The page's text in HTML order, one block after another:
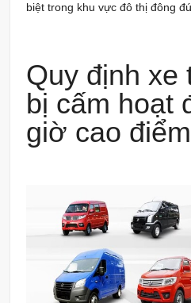
biệt trong khu vực đô thị đông
Quy định xe
bị cấm hoạt
giờ cao